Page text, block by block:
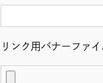
リンク用バナーファ